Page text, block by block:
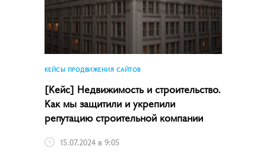
КЕЙСЫ ПРОДВИЖЕНИЯ САЙТОВ
[Кейс] Недвижимость и строительство.
Как мы защитили и укрепили
репутацию строительной компании
15.07.2024 в 9:05